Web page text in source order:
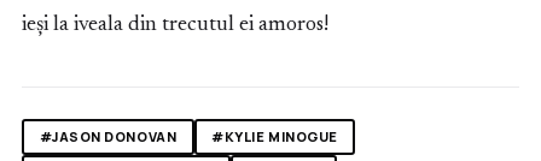
ieși la iveala din trecutul ei amoros!
#JASON DONOVAN
#KYLIE MINOGUE